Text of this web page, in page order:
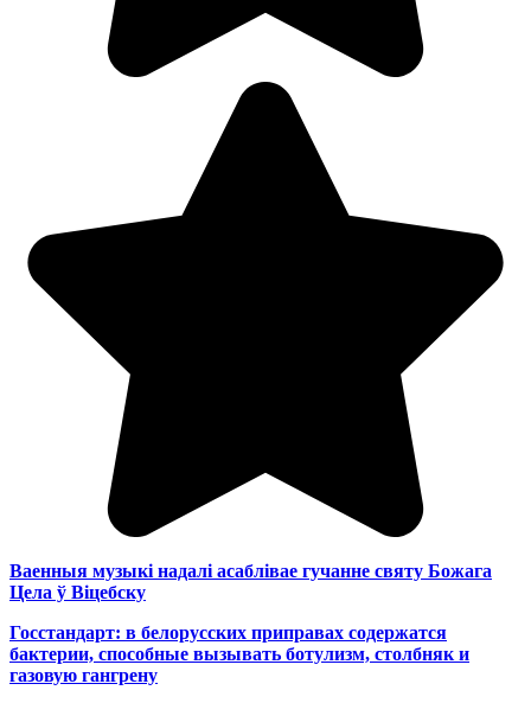
Ваенныя музыкі надалі асаблівае гучанне святу Божага
Цела ў Віцебску
Госстандарт: в белорусских приправах содержатся
бактерии, способные вызывать ботулизм, столбняк и
газовую гангрену